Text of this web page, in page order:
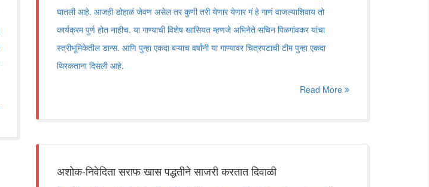
घातली आहे. आजही डोहाळं जेवण असेल तर कुणी तरी येणार येणार गं हे गाणं वाजल्याशिवाय तो
कार्यक्रम पुर्ण होत नाहीच. या गाण्याची विशेष खासियत म्हणजे अभिनेते सचिन पिळगांवकर यांचा
स्त्रीभूमिकेतील डान्स. आणि पुन्हा एकदा बऱ्याच वर्षांनी या गाण्यावर चित्रपटाची टीम पुन्हा एकदा
थिरकताना दिसली आहे.
Read More
अशोक-निवेदिता सराफ खास पद्धतीने साजरी करतात दिवाळी